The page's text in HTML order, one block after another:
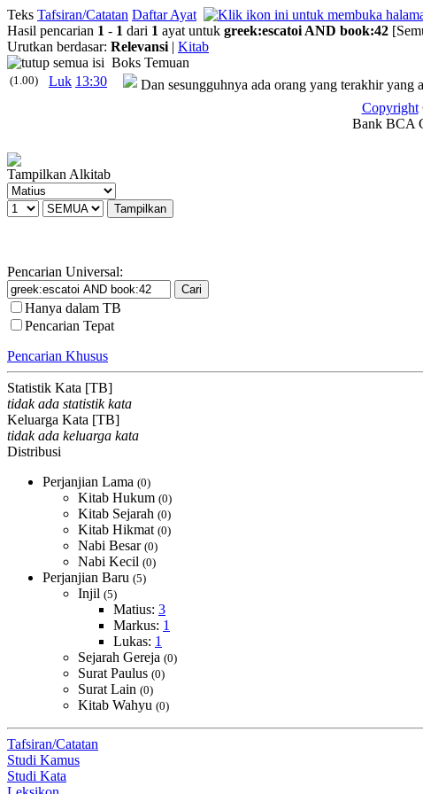
Teks Tafsiran/Catatan Daftar Ayat
Hasil pencarian 1 - 1 dari 1 ayat untuk greek:escatoi AND book:42
Urutkan berdasar: Relevansi | Kitab
Boks Temuan
(1.00) Luk 13:30 Dan sesungguhnya ada orang yang terakhir yang
Copyright
Bank BCA
Tampilkan Alkitab
Pencarian Universal:
Hanya dalam TB
Pencarian Tepat
Pencarian Khusus
Statistik Kata [TB]
tidak ada statistik kata
Keluarga Kata [TB]
tidak ada keluarga kata
Distribusi
Perjanjian Lama (0)
Kitab Hukum (0)
Kitab Sejarah (0)
Kitab Hikmat (0)
Nabi Besar (0)
Nabi Kecil (0)
Perjanjian Baru (5)
Injil (5)
Matius: 3
Markus: 1
Lukas: 1
Sejarah Gereja (0)
Surat Paulus (0)
Surat Lain (0)
Kitab Wahyu (0)
Tafsiran/Catatan
Studi Kamus
Studi Kata